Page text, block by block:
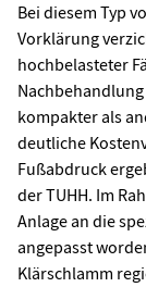
Bei diesem Typ
Vorklärung
hochbelasteter
kompakter als
deutliche
Fußabdruck
der TUHH. Im
Anlage an die
angepasst
Klärschlamm